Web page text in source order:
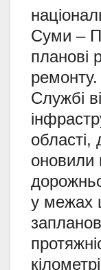
Суми –
планові
Службі
оновили
у межах